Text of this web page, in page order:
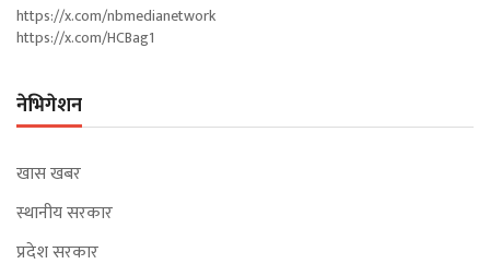
https://x.com/nbmedianetwork
https://x.com/HCBag1
नेभिगेशन
खास खबर
स्थानीय सरकार
प्रदेश सरकार